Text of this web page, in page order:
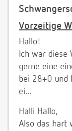
Vorzeitige
Hallo!
Ich war diese
gerne eine
bei 28+0 und
ei...
Halli Hallo,
Also das hart